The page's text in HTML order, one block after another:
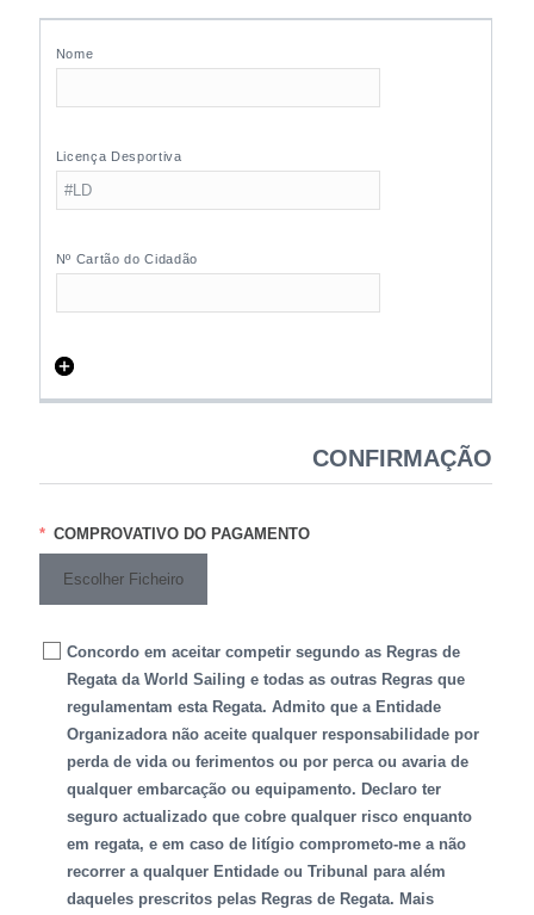
CONFIRMAÇÃO
COMPROVATIVO DO PAGAMENTO
Escolher Ficheiro
Concordo em aceitar competir segundo as Regras de
Regata da World Sailing e todas as outras Regras que
regulamentam esta Regata. Admito que a Entidade
Organizadora não aceite qualquer responsabilidade por
perda de vida ou ferimentos ou por perca ou avaria de
qualquer embarcação ou equipamento. Declaro ter
seguro actualizado que cobre qualquer risco enquanto
em regata, e em caso de litígio comprometo-me a não
recorrer a qualquer Entidade ou Tribunal para além
daqueles prescritos pelas Regras de Regata. Mais